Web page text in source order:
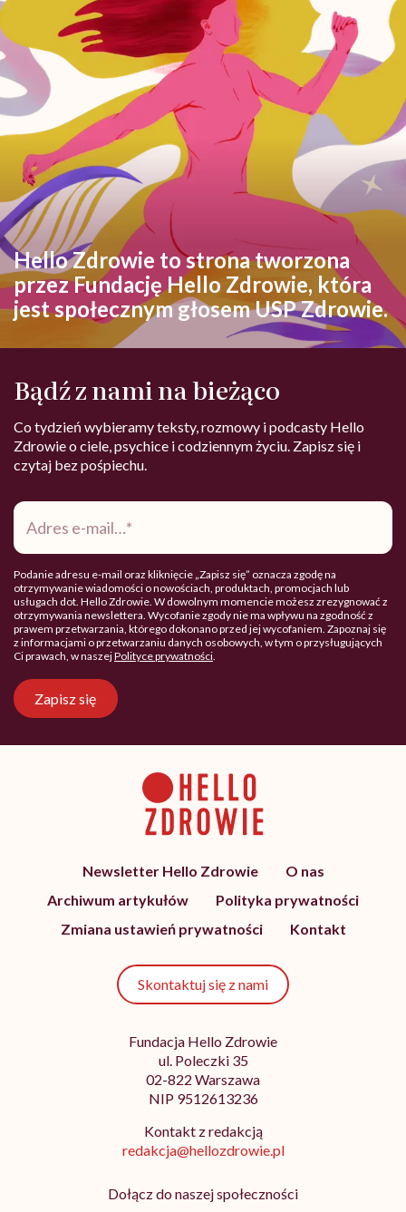
Hello Zdrowie to strona tworzona
przez Fundację Hello Zdrowie, która
jest społecznym głosem USP Zdrowie.
Bądź z nami na bieżąco
Co tydzień wybieramy teksty, rozmowy i podcasty Hello
Zdrowie o ciele, psychice i codziennym życiu. Zapisz się i
czytaj bez pośpiechu.
Adres
mail*
Podanie adresu e-mail oraz kliknięcie „Zapisz się” oznacza zgodę na
otrzymywanie wiadomości o nowościach, produktach, promocjach lub
usługach dot. Hello Zdrowie. W dowolnym momencie możesz zrezygnować z
otrzymywania newslettera. Wycofanie zgody nie ma wpływu na zgodność z
prawem przetwarzania, którego dokonano przed jej wycofaniem. Zapoznaj się
z informacjami o przetwarzaniu danych osobowych, w tym o przysługujących
Ci prawach, w naszejPolityce prywatności.
Zapisz się
Newsletter Hello Zdrowie
O nas
Archiwum artykułów
Polityka prywatności
Zmiana ustawień prywatności
Kontakt
Skontaktuj się z nami
Fundacja Hello Zdrowie
ul. Poleczki 35
02-822 Warszawa
NIP 9512613236
Kontakt z redakcją
redakcja@hellozdrowie.pl
Dołącz do naszej społeczności